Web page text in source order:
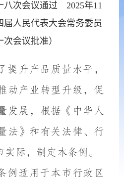
八次会议通过 2025年11
届人民代表大会常务委员
会议批准）
升产品质量水平，
动产业转型升级，促
发展，根据《中华人
法》和有关法律、行
际，制定本条例。
例适用于本市行政区